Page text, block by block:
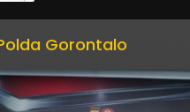
Gorontalo